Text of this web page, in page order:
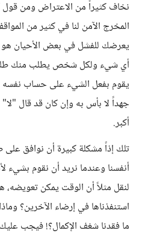
نخاف كثيراً من الاعتراض ومن قول
المخرج الآمن لنا في كثير من
يعرضك للفشل في بعض الأحيان هو
أي شيء ولكل شخص يطلب منك
يقوم بفعل الشيء على حساب
جهداً لا بأس به وإن كان قد قال "لا"
أكبر.
تلك إذاً مشكلة كبيرة أن نوافق
أنفسنا وعندما نريد أن نقوم بشيء
لنقل مثلاً أن الوقت يمكن تعويضه،
استنفذناها في إرضاء الآخرين؟
ما فقدنا شغف الإكمال؟! فيجب